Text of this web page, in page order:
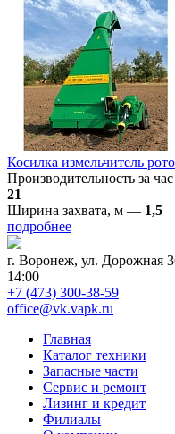
Косилка измельчитель
Производительность за
21
Ширина захвата, м — 1,5
подробнее
г. Воронеж, ул. Дорожная
14:00
+7 (473) 300-38-59
office@vk.vapk.ru
Главная
Каталог техники
Запасные части
Сервис и ремонт
Лизинг и кредит
Филиалы